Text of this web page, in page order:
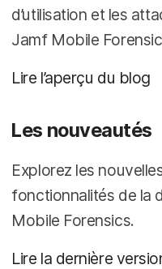
d’utilisation et les
Jamf Mobile
Lire l’aperçu du blog
Les nouveautés
Explorez les
fonctionnalités de la
Mobile Forensics.
Lire la dernière